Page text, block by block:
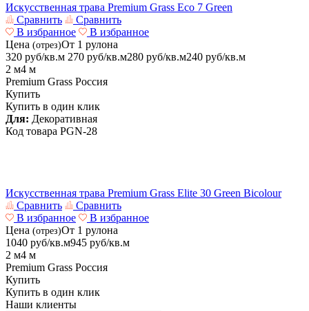
Искусственная трава Premium Grass Eco 7 Green
Сравнить
Сравнить
В избранное
В избранное
Цена (отрез)От 1 рулона
320 руб/кв.м 270 руб/кв.м280 руб/кв.м240 руб/кв.м
2 м4 м
Premium Grass Россия
Купить
Купить в один клик
Для: Декоративная
Код товара PGN-28
Искусственная трава Premium Grass Elite 30 Green Bicolour
Сравнить
Сравнить
В избранное
В избранное
Цена (отрез)От 1 рулона
1040 руб/кв.м945 руб/кв.м
2 м4 м
Premium Grass Россия
Купить
Купить в один клик
Наши клиенты